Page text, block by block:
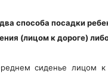
способа посадки
(лицом к дороге)
сиденье лицом к